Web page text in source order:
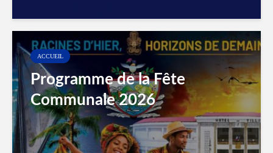
ACCUEIL
Programme de la Fête
Communale 2026